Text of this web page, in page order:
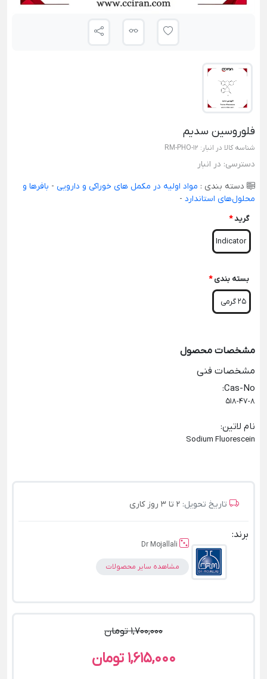
فلوروسین سدیم
شناسه کالا در انبار: RM-PHO-12
دسترسی: در انبار
دسته بندی : مواد اولیه در مکمل های خوراکی و دارویی - بافرها و
محلول‌های استاندارد -
گرید*
Indicator
بسته بندی *
25 گرمی
مشخصات محصول
مشخصات فنی
Cas-No
:
518-47-8
نام لاتین:
Sodium Fluorescein
تاریخ تحویل: 2 تا 3 روز کاری
برند:
Dr Mojallali
مشاهده سایر محصولات
1,700,000 تومان
1,615,000 تومان